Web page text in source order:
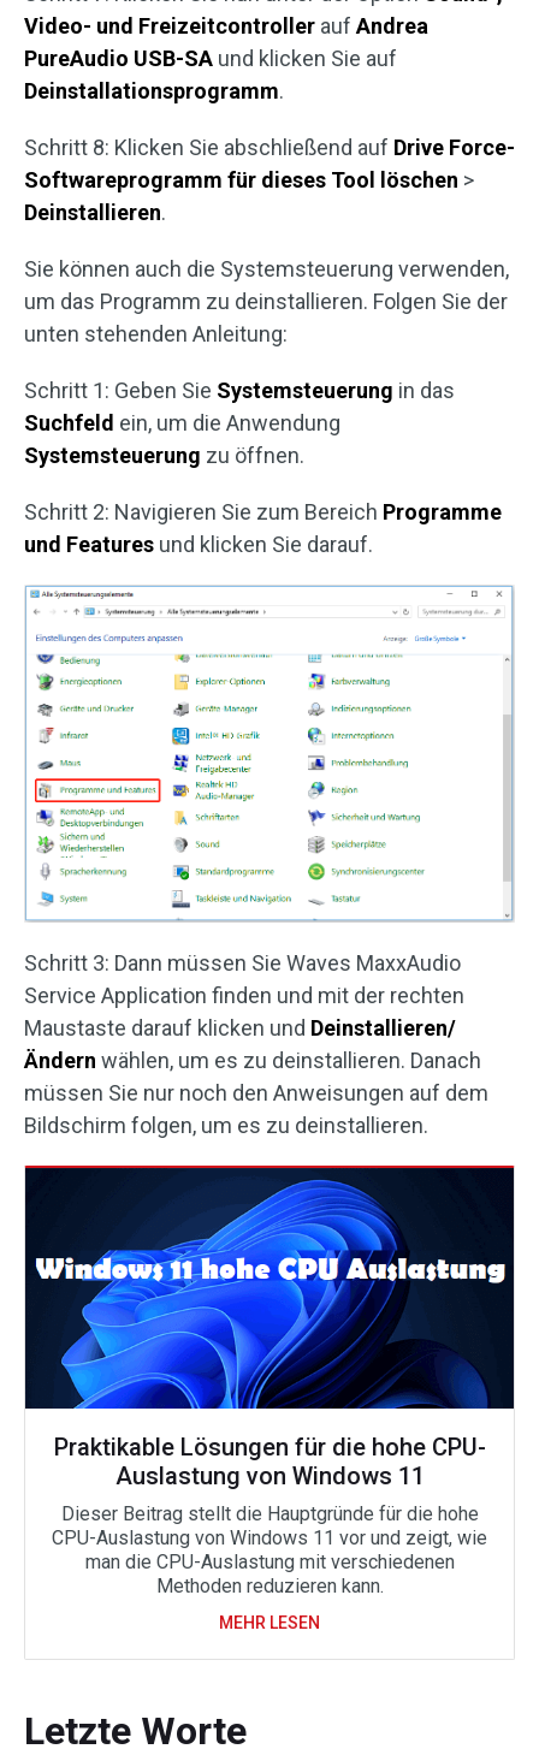
Video- und Freizeitcontroller auf Andrea
PureAudio USB-SA und klicken Sie auf
Deinstallationsprogramm.
Schritt 8: Klicken Sie abschließend auf Drive Force-
Softwareprogramm für dieses Tool löschen >
Deinstallieren.
Sie können auch die Systemsteuerung verwenden,
um das Programm zu deinstallieren. Folgen Sie der
unten stehenden Anleitung:
Schritt 1: Geben Sie Systemsteuerung in das
Suchfeld ein, um die Anwendung
Systemsteuerung zu öffnen.
Schritt 2: Navigieren Sie zum Bereich Programme
und Features und klicken Sie darauf.
Schritt 3: Dann müssen Sie Waves MaxxAudio
Service Application finden und mit der rechten
Maustaste darauf klicken und Deinstallieren/
Ändern wählen, um es zu deinstallieren. Danach
müssen Sie nur noch den Anweisungen auf dem
Bildschirm folgen, um es zu deinstallieren.
Praktikable Lösungen für die hohe CPU-
Auslastung von Windows 11
Dieser Beitrag stellt die Hauptgründe für die hohe
CPU-Auslastung von Windows 11 vor und zeigt, wie
man die CPU-Auslastung mit verschiedenen
Methoden reduzieren kann.
MEHR LESEN
Letzte Worte